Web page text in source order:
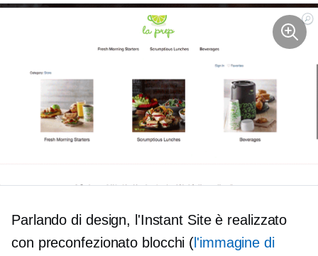
Parlando di design, l'Instant Site è realizzato
con preconfezionato blocchi (l'immagine di